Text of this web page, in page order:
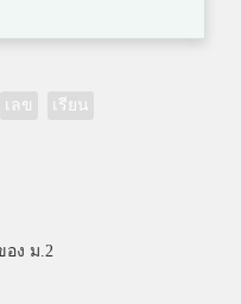
เลข เรียน
ง ม.2